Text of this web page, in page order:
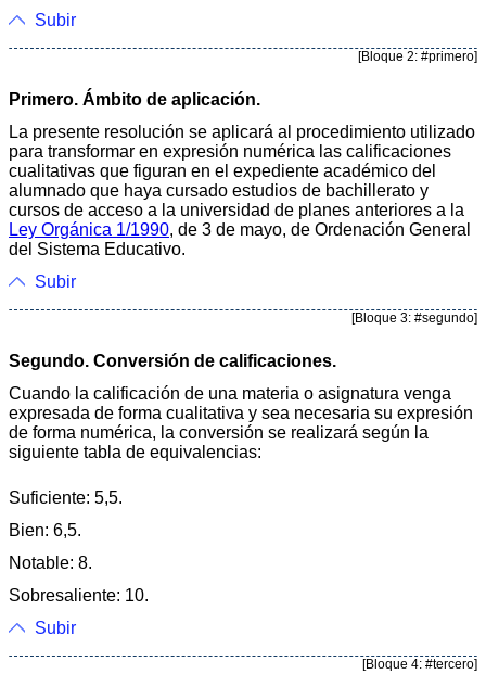
Subir
[Bloque 2: #primero]
Primero. Ámbito de aplicación.
La presente resolución se aplicará al procedimiento utilizado
para transformar en expresión numérica las calificaciones
cualitativas que figuran en el expediente académico del
alumnado que haya cursado estudios de bachillerato y
cursos de acceso a la universidad de planes anteriores a la
Ley Orgánica 1/1990, de 3 de mayo, de Ordenación General
del Sistema Educativo.
Subir
[Bloque 3: #segundo]
Segundo. Conversión de calificaciones.
Cuando la calificación de una materia o asignatura venga
expresada de forma cualitativa y sea necesaria su expresión
de forma numérica, la conversión se realizará según la
siguiente tabla de equivalencias:
Suficiente: 5,5.
Bien: 6,5.
Notable: 8.
Sobresaliente: 10.
Subir
[Bloque 4: #tercero]